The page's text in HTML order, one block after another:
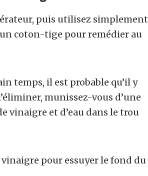
puis utilisez simplement
coton-tige pour remédier au
temps, il est probable qu’il y
munissez-vous d’une
vinaigre et d’eau dans le trou
pour essuyer le fond du